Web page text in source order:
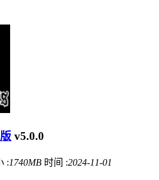
v5.0.0
:1740MB 时间 :2024-11-01